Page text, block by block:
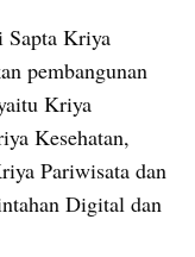
Sapta Kriya
pembangunan
Kriya
Kesehatan,
Pariwisata dan
Digital dan